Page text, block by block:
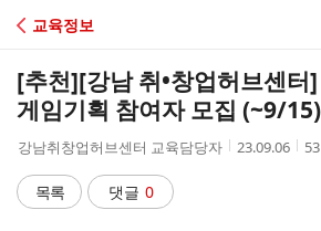
C
A
교육정보
[추천][강남 취•창업허브센터
게임기획 참여자 모집 (~9/15)
작
자
강남취창업허브센터 교육담당자
작
23.09.06
조
53
목록 댓글 0